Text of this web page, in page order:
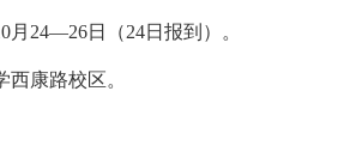
月24—26日（24日报到）。
康路校区。